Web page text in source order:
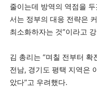
줄이는데 방역의 역점을
서는 정부의 대응 전략은
최소화하자는 것”이라고
김 총리는 “며칠 전부터
전남, 경기도 평택 지역은
았다”고 우려했다.